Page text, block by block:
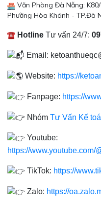
Văn Phòng Đà Nẵng:
Phường Hòa Khánh - TP.Đà
Hotline Tư vấn 24/7:
Email:
Website: https://
Fanpage: https://
Nhóm Tư Vấn Kế
Youtube:
https://www.youtube.com/
TikTok: https://
Zalo: https://